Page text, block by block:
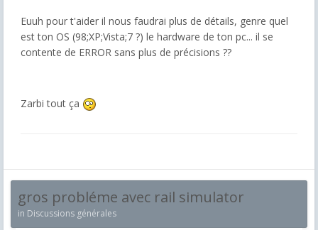
Euuh pour t'aider il nous faudrai plus de détails, genre quel
est ton OS (98;XP;Vista;7 ?) le hardware de ton pc... il se
contente de ERROR sans plus de précisions ??
Zarbi tout ça
gros probléme avec rail simulator
in Discussions générales